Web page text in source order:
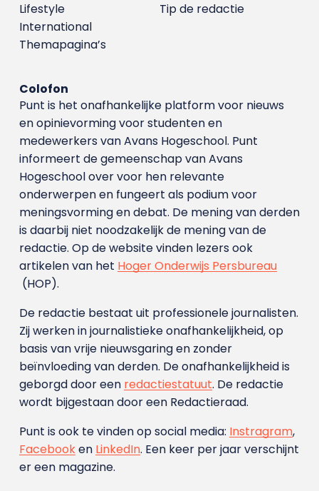
Tip de redactie
Lifestyle
International
Themapagina’s
Colofon
Punt is het onafhankelijke platform voor nieuws
en opinievorming voor studenten en
medewerkers van Avans Hoge­school. Punt
informeert de gemeenschap van Avans
Hogeschool over voor hen relevante
onderwerpen en fungeert als podium voor
meningsvorming en debat. De mening van derden
is daarbij niet noodzakelijk de mening van de
redactie. Op de website vinden lezers ook
artikelen van het Hoger Onderwijs Persbureau
(HOP).
De redactie bestaat uit professionele journalisten.
Zij werken in journalistieke onafhankelijkheid, op
basis van vrije nieuwsgaring en zonder
beïnvloeding van derden. De onafhankelijkheid is
geborgd door een redactiestatuut. De redactie
wordt bijgestaan door een Redactieraad.
Punt is ook te vinden op social media: Instragram,
Facebooken LinkedIn. Een keer per jaar verschijnt
er een magazine.